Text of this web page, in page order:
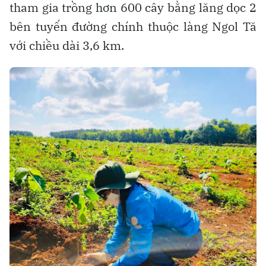
tham gia trồng hơn 600 cây bằng lăng dọc 2
bên tuyến đường chính thuộc làng Ngol Tă
với chiều dài 3,6 km.